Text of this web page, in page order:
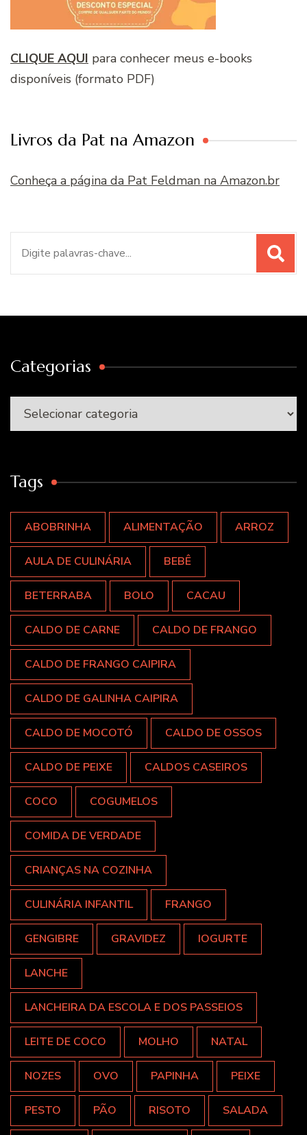
CLIQUE AQUI para conhecer meus e-books
disponíveis (formato PDF)
Livros da Pat na Amazon
Conheça a página da Pat Feldman na Amazon.br
Categorias
Categorias
Tags
ABOBRINHA ALIMENTAÇÃO ARROZ
AULA DE CULINÁRIA BEBÊ
BETERRABA BOLO CACAU
CALDO DE CARNE CALDO DE FRANGO
CALDO DE FRANGO CAIPIRA
CALDO DE GALINHA CAIPIRA
CALDO DE MOCOTÓ CALDO DE OSSOS
CALDO DE PEIXE CALDOS CASEIROS
COCO COGUMELOS
COMIDA DE VERDADE
CRIANÇAS NA COZINHA
CULINÁRIA INFANTIL FRANGO
GENGIBRE GRAVIDEZ IOGURTE
LANCHE
LANCHEIRA DA ESCOLA E DOS PASSEIOS
LEITE DE COCO MOLHO NATAL
NOZES OVO PAPINHA PEIXE
PESTO PÃO RISOTO SALADA